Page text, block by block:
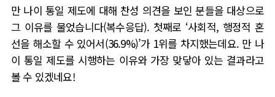
만 나이 통일 제도에 대해 찬성 의견을 보인 분들을 대상으로
그 이유를 물었습니다(복수응답). 첫째로 ‘사회적, 행정적 혼
선을 해소할 수 있어서(36.9%)’가1위를 차지했는데요. 만 나
이 통일 제도를 시행하는 이유와 가장 맞닿아 있는 결과라고
볼 수 있겠네요!